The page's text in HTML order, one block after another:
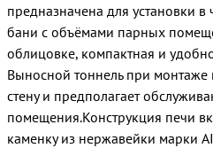
предназначена для установки
бани с объёмами парных
облицовке, компактная и
Выносной тоннель при монтаже
стену и предполагает
помещения.Конструкция печи
каменку из нержавейки марки